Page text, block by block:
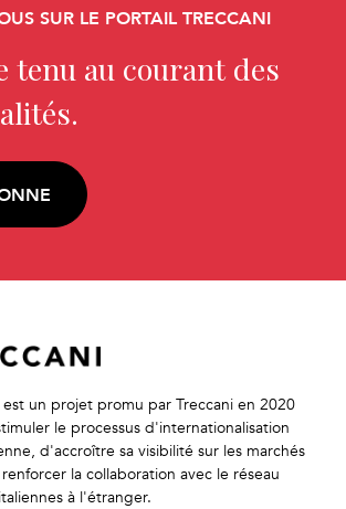
SUR LE PORTAIL TRECCANI
tenu au courant des
est un projet promu par Treccani en 2020
le processus d'internationalisation
d'accroître sa visibilité sur les marchés
la collaboration avec le réseau
à l'étranger.